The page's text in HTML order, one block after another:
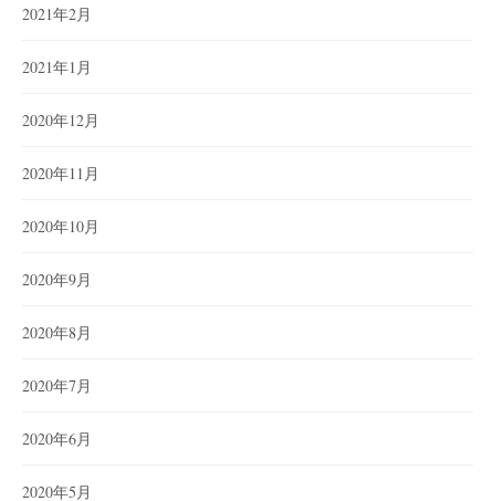
2021年2月
2021年1月
2020年12月
2020年11月
2020年10月
2020年9月
2020年8月
2020年7月
2020年6月
2020年5月